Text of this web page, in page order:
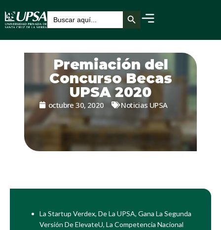
Buscar: Botón de búsqueda
Premiación del
Concurso Becas
UPSA 2020
octubre 30, 2020 Noticias UPSA
La Startup Verdex, De La UPSA, Gana La Segunda
Versión De ElevateU, La Competencia Nacional